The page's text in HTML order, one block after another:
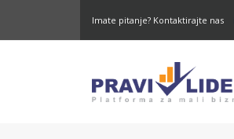
Imate pitanje? Kontaktirajte nas